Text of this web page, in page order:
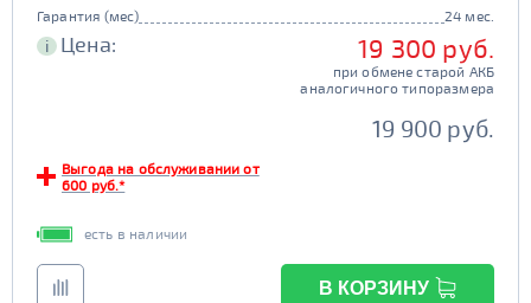
Гарантия (мес)
24 мес.
i Цена: 19 300 руб.
при обмене старой АКБ
аналогичного типоразмера
19 900 руб.
Выгода на обслуживании от
600 руб.*
есть в наличии
В КОРЗИНУ